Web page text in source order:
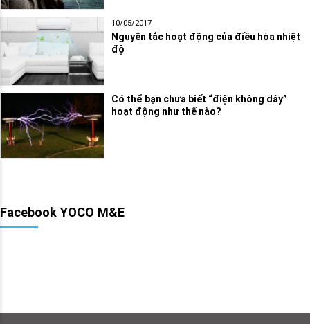
10/05/2017
Nguyên tắc hoạt động của điều hòa nhiệt
độ
Có thể bạn chưa biết “điện không dây”
hoạt động như thế nào?
Facebook YOCO M&E